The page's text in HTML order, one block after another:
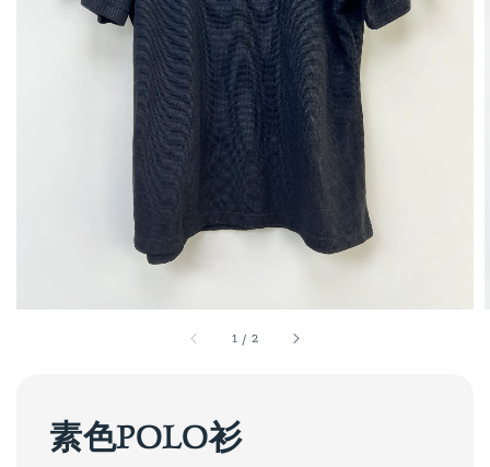
1 / 2
素色POLO衫